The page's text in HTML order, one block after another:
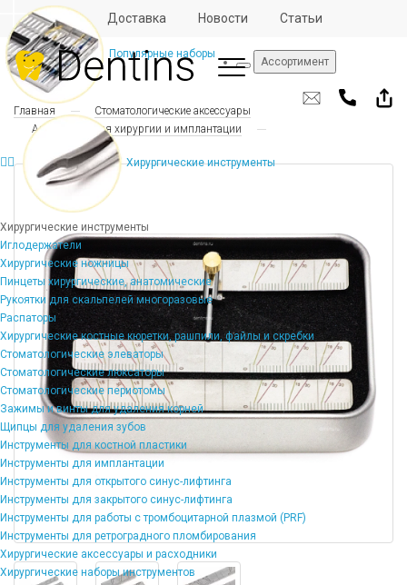
Отзывы Доставка Новости Статьи
Ассортимент
Популярные наборы
Хирургические инструменты
Хирургические инструменты
Иглодержатели
Хирургические ножницы
Пинцеты хирургические, анатомические
Рукоятки для скальпелей многоразовые
Распаторы
Хирургические костные кюретки, рашпили, файлы и скребки
Стоматологические элеваторы
Стоматологические люксаторы
Стоматологические периотомы
Зажимы и винты для удаления корней
Щипцы для удаления зубов
Инструменты для костной пластики
Инструменты для имплантации
Инструменты для открытого синус-лифтинга
Инструменты для закрытого синус-лифтинга
Инструменты для работы с тромбоцитарной плазмой (PRF)
Инструменты для ретроградного пломбирования
Хирургические аксессуары и расходники
Хирургические наборы инструментов
Главная
Стоматологические аксессуары
Аксессуары для хирургии и имплантации